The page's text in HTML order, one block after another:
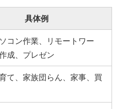
具体例
コン作業、リモートワー
成、プレゼン
て、家族団らん、家事、買